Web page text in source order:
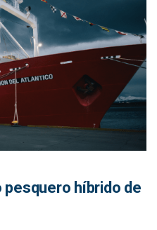
híbrido de